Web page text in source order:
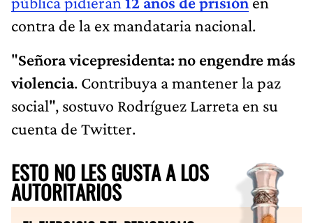
contra de la ex mandataria nacional.
"Señora vicepresidenta: no engendre más
violencia. Contribuya a mantener la paz
social", sostuvo Rodríguez Larreta en su
cuenta de Twitter.
ESTO NO LES GUSTA A LOS
AUTORITARIOS